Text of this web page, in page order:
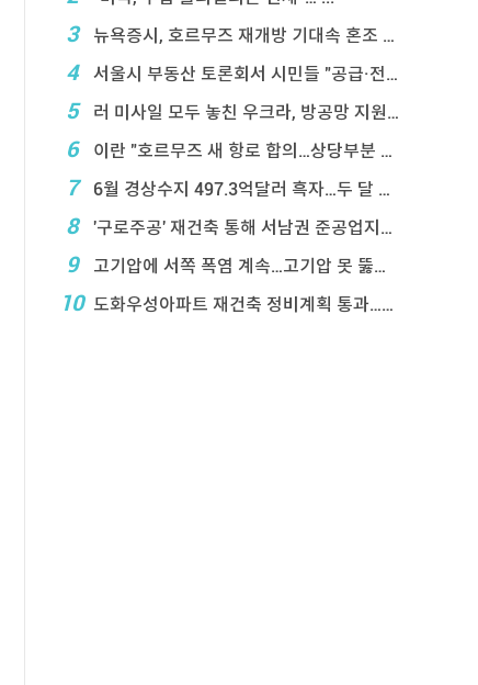
3 뉴욕증시, 호르무즈 재개방 기대속 혼조 마감…나스닥 ...
4 서울시 부동산 토론회서 시민들 "공급·전월 ...
5 러 미사일 모두 놓친 우크라, 방공망 지원 호소
6 이란 "호르무즈 새 항로 합의…상당부분 이 ...
7 6월 경상수지 497.3억달러 흑자…두 달 연속 역 ...
8 '구로주공' 재건축 통해 서남권 준공업지에 3,28 ...
9 고기압에 서쪽 폭염 계속…고기압 못 뚫은 태풍은 상 ...
10 도화우성아파트 재건축 정비계획 통과…1,612세대 ...